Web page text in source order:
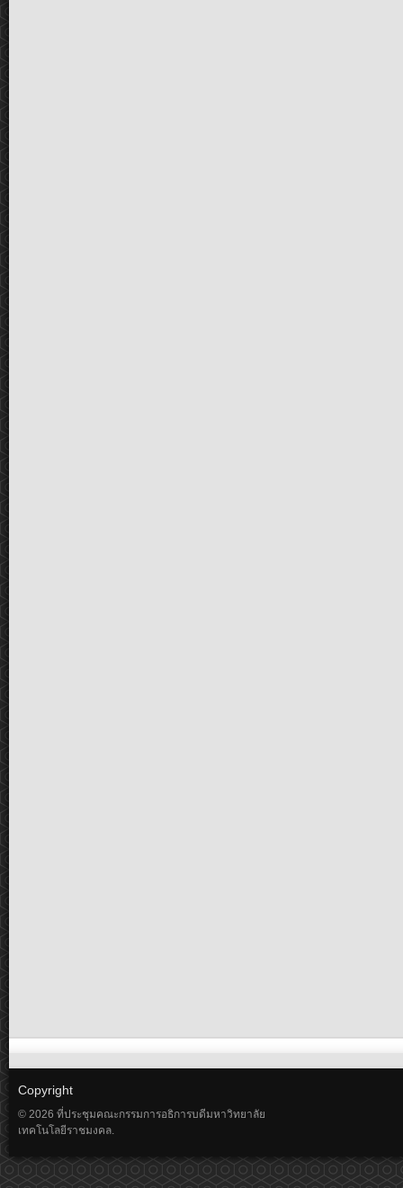
Copyright
© 2026 ที่ประชุมคณะกรรมการอธิการบดีมหาวิทยาลัย
เทคโนโลยีราชมงคล.